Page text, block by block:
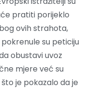
pratiti porijeklo
ovih strahota,
su peticiju
obustavi uvoz
mjere već su
je pokazalo da je